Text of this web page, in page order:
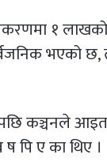
१
भएको
कञ्चनले
पि ए का थिए ।